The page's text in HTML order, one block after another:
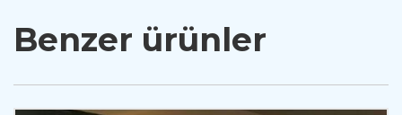
Benzer ürünler